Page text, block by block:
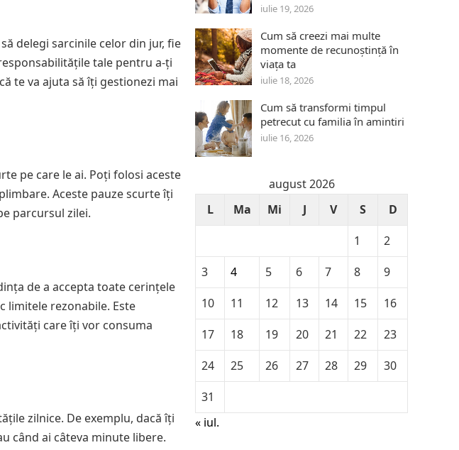
delegi sarcinile celor din jur, fie
tale pentru a-ți
te va ajuta să îți gestionezi mai
pe care le ai. Poți folosi aceste
Aceste pauze scurte îți
parcursul zilei.
de a accepta toate cerințele
limitele rezonabile. Este
care îți vor consuma
zilnice. De exemplu, dacă îți
când ai câteva minute libere.
iulie 19, 2026
Cum să creezi mai multe
momente de recunoștință în
viața ta
iulie 18, 2026
Cum să transformi timpul
petrecut cu familia în amintiri
iulie 16, 2026
august 2026
L
Ma Mi J V S
D
1
2
3
4 5 6 7 8
9
10
11 12 13 14 15
16
17
18 19 20 21 22
23
24
25 26 27 28 29
30
31
« iul.